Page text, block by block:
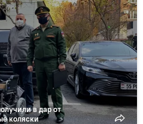
в дар от
коляски